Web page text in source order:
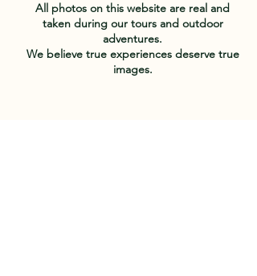
All photos on this website are real and
taken during our tours and outdoor
adventures.
We believe true experiences deserve true
images.